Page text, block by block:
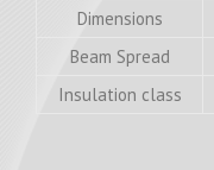
Dimensions
Beam Spread
Insulation class